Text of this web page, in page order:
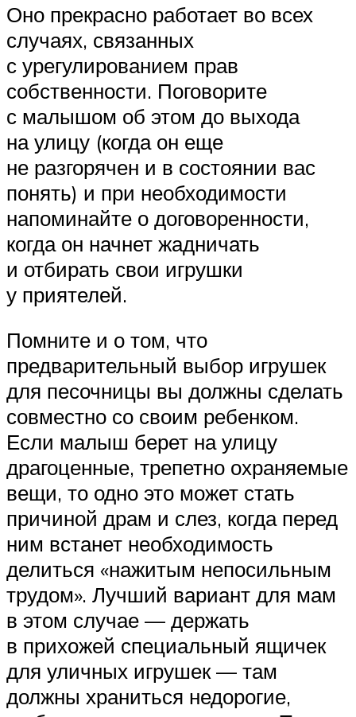
Оно прекрасно работает во всех
случаях, связанных
с урегулированием прав
собственности. Поговорите
с малышом об этом до выхода
на улицу (когда он еще
не разгорячен и в состоянии вас
понять) и при необходимости
напоминайте о договоренности,
когда он начнет жадничать
и отбирать свои игрушки
у приятелей.
Помните и о том, что
предварительный выбор игрушек
для песочницы вы должны сделать
совместно со своим ребенком.
Если малыш берет на улицу
драгоценные, трепетно охраняемые
вещи, то одно это может стать
причиной драм и слез, когда перед
ним встанет необходимость
делиться «нажитым непосильным
трудом». Лучший вариант для мам
в этом случае — держать
в прихожей специальный ящичек
для уличных игрушек — там
должны храниться недорогие,